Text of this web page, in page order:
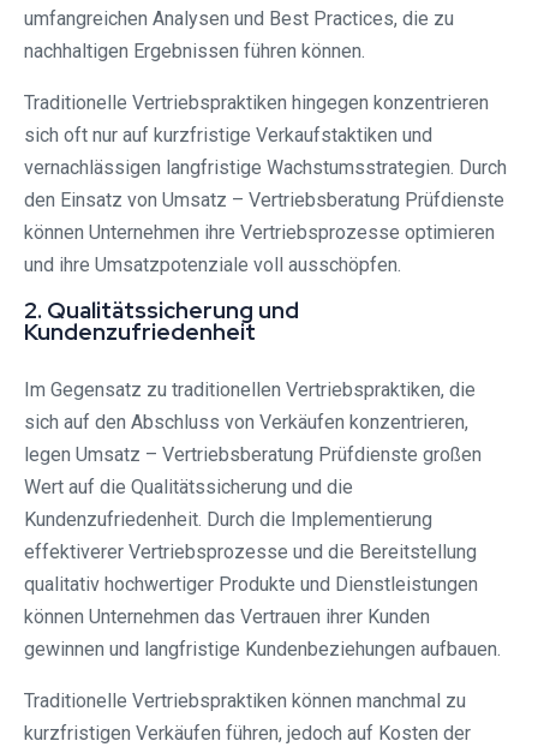
umfangreichen Analysen und Best Practices, die zu
nachhaltigen Ergebnissen führen können.
Traditionelle Vertriebspraktiken hingegen konzentrieren
sich oft nur auf kurzfristige Verkaufstaktiken und
vernachlässigen langfristige Wachstumsstrategien. Durch
den Einsatz von Umsatz – Vertriebsberatung Prüfdienste
können Unternehmen ihre Vertriebsprozesse optimieren
und ihre Umsatzpotenziale voll ausschöpfen.
2. Qualitätssicherung und
Kundenzufriedenheit
Im Gegensatz zu traditionellen Vertriebspraktiken, die
sich auf den Abschluss von Verkäufen konzentrieren,
legen Umsatz – Vertriebsberatung Prüfdienste großen
Wert auf die Qualitätssicherung und die
Kundenzufriedenheit. Durch die Implementierung
effektiverer Vertriebsprozesse und die Bereitstellung
qualitativ hochwertiger Produkte und Dienstleistungen
können Unternehmen das Vertrauen ihrer Kunden
gewinnen und langfristige Kundenbeziehungen aufbauen.
Traditionelle Vertriebspraktiken können manchmal zu
kurzfristigen Verkäufen führen, jedoch auf Kosten der